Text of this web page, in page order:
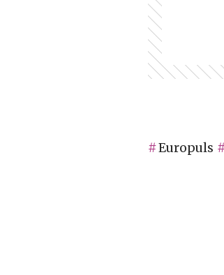
Europuls